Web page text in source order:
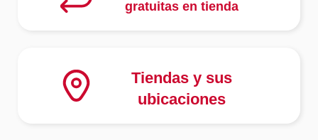
gratuitas en tienda
Tiendas y sus
ubicaciones